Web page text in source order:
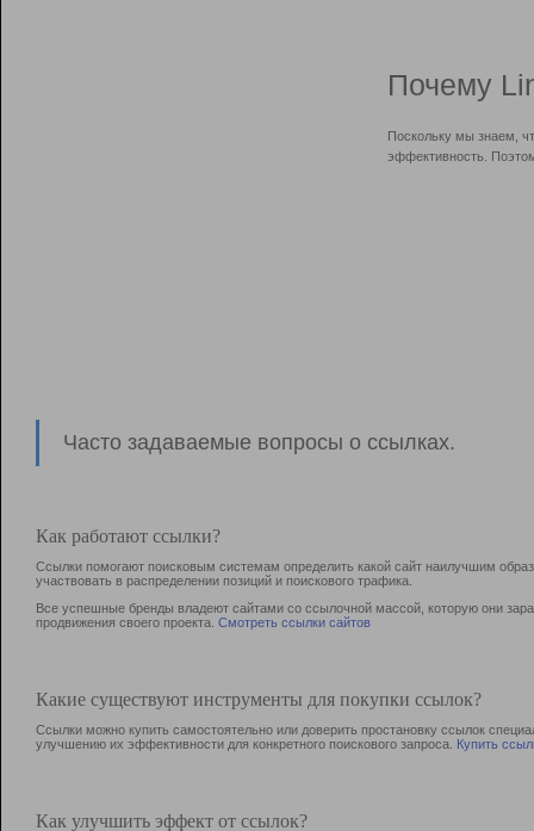
Почему
Поскольку мы знаем,
эффективность.
Часто задаваемые вопросы о ссылках.
Как работают ссылки?
Ссылки помогают поисковым системам определить какой сайт наилучшим
участвовать в раcпределении позиций и поискового трафика.
Все успешные бренды владеют сайтами со ссылочной массой, которую они
продвижения своего проекта. Смотреть ссылки сайтов
Какие существуют инструменты для покупки ссылок?
Ссылки можно купить самостоятельно или доверить простановку ссылок
улучшению их эффективности для конкретного поискового запроса. Купить
Как улучшить эффект от ссылок?